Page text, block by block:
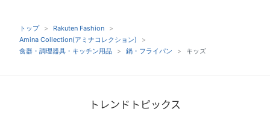
トップ
Rakuten Fashion
Amina Collection(アミナコレクション)
食器・調理器具・キッチン用品
鍋・フライパン キッズ
トレンドトピックス